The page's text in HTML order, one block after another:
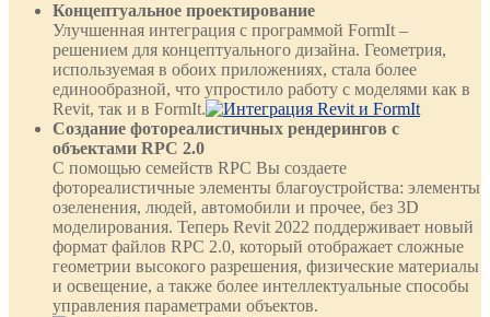
Концептуальное проектирование
Улучшенная интеграция c программой FormIt –
решением для концептуального дизайна. Геометрия,
используемая в обоих приложениях, стала более
единообразной, что упростило работу с моделями как в
Revit, так и в FormIt.
Создание фотореалистичных рендерингов с
объектами RPC 2.0
С помощью семейств RPC Вы создаете
фотореалистичные элементы благоустройства: элементы
озеленения, людей, автомобили и прочее, без 3D
моделирования. Теперь Revit 2022 поддерживает новый
формат файлов RPC 2.0, который отображает сложные
геометрии высокого разрешения, физические материалы
и освещение, а также более интеллектуальные способы
управления параметрами объектов.